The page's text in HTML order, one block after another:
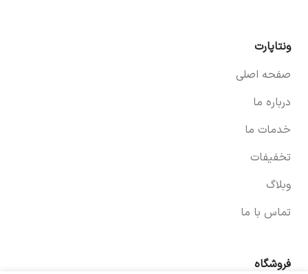
ونتاپارت
صفحه اصلی
درباره ما
خدمات ما
تخفیفات
وبلاگ
تماس با ما
فروشگاه